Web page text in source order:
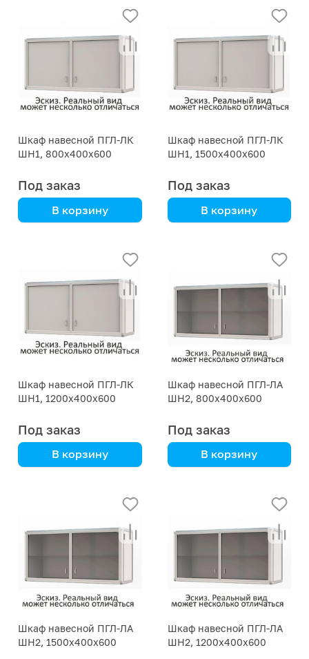
Шкаф навесной ПГЛ-ЛК
ШН1, 800х400х600
Под заказ
В корзину
Шкаф навесной ПГЛ-ЛК
ШН1, 1500х400х600
Под заказ
В корзину
Шкаф навесной ПГЛ-ЛК
ШН1, 1200х400х600
Под заказ
В корзину
Шкаф навесной ПГЛ-ЛА
ШН2, 800х400х600
Под заказ
В корзину
Шкаф навесной ПГЛ-ЛА
ШН2, 1500х400х600
Шкаф навесной ПГЛ-ЛА
ШН2, 1200х400х600